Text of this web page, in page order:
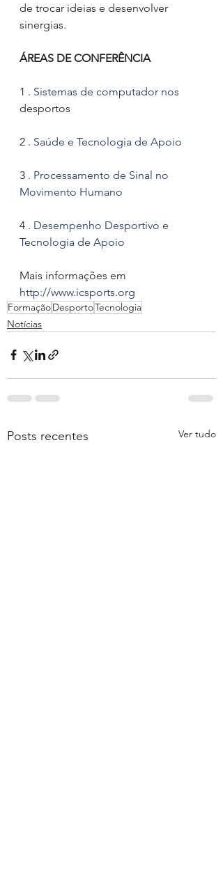
de trocar ideias e desenvolver
sinergias.
ÁREAS DE CONFERÊNCIA
1 . Sistemas de computador nos
desportos
2 . Saúde e Tecnologia de Apoio
3 . Processamento de Sinal no
Movimento Humano
4 . Desempenho Desportivo e
Tecnologia de Apoio
Mais informações em
http://www.icsports.org
FormaçãoDesportoTecnologia
Notícias
Posts recentes Ver tudo